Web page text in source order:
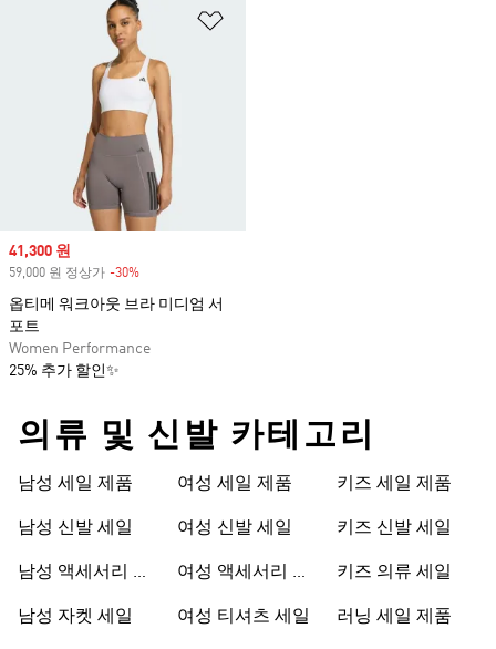
Sale price
41,300 원
59,000 원 정상가 -30%
옵티메 워크아웃 브라 미디엄 서
포트
Women Performance
25% 추가 할인✨
의류 및 신발 카테고리
남성 세일 제품
남성 신발 세일
남성 액세서리 세
남성 자켓 세일
여성 세일 제품
여성 신발 세일
여성 액세서리 세
여성 티셔츠 세일
키즈 세일 제품
키즈 신발 세일
키즈 의류 세일
러닝 세일 제품